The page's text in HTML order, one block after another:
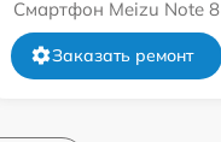
Смартфон Meizu Note 8
Заказать ремонт